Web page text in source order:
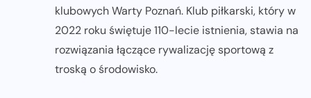
klubowych Warty Poznań. Klub piłkarski, który w
2022 roku świętuje 110-lecie istnienia, stawia na
rozwiązania łączące rywalizację sportową z
troską o środowisko.